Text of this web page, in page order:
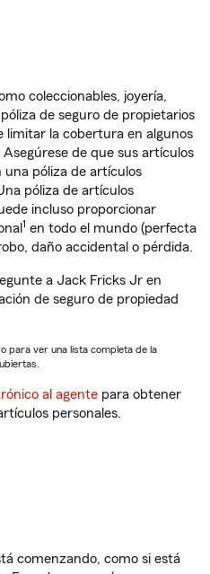
coleccionables, joyería,
de seguro de propietarios
limitar la cobertura en algunos
de que sus artículos
póliza de artículos
póliza de artículos
incluso proporcionar
1 en todo el mundo (perfecta
daño accidental o pérdida.
a Jack Fricks Jr en
de seguro de propiedad
para ver una lista completa de la
al agente para obtener
personales.
comenzando, como si está